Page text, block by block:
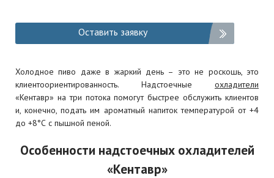
Оставить заявку
Холодное пиво даже в жаркий день – это не роскошь, это
клиентоориентированность. Надстоечные охладители
«Кентавр» на три потока помогут быстрее обслужить клиентов
и, конечно, подать им ароматный напиток температурой от +4
до +8°С с пышной пеной.
Особенности надстоечных охладителей
«Кентавр»